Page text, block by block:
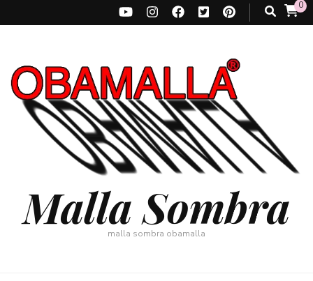
0
Malla Sombra
malla sombra obamalla